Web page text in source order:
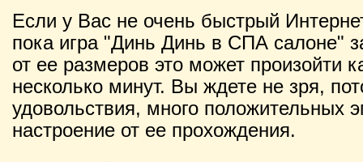
Если у Вас не очень быстрый
пока игра "Динь Динь в СПА салоне"
от ее размеров это может произойти
несколько минут. Вы ждете не зря,
удовольствия, много положительных
настроение от ее прохождения.